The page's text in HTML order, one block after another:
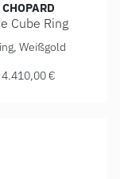
Preis:
CHOPARD
Cube Ring
Ice Cube Ring,
Weißgold
4.410,00 €